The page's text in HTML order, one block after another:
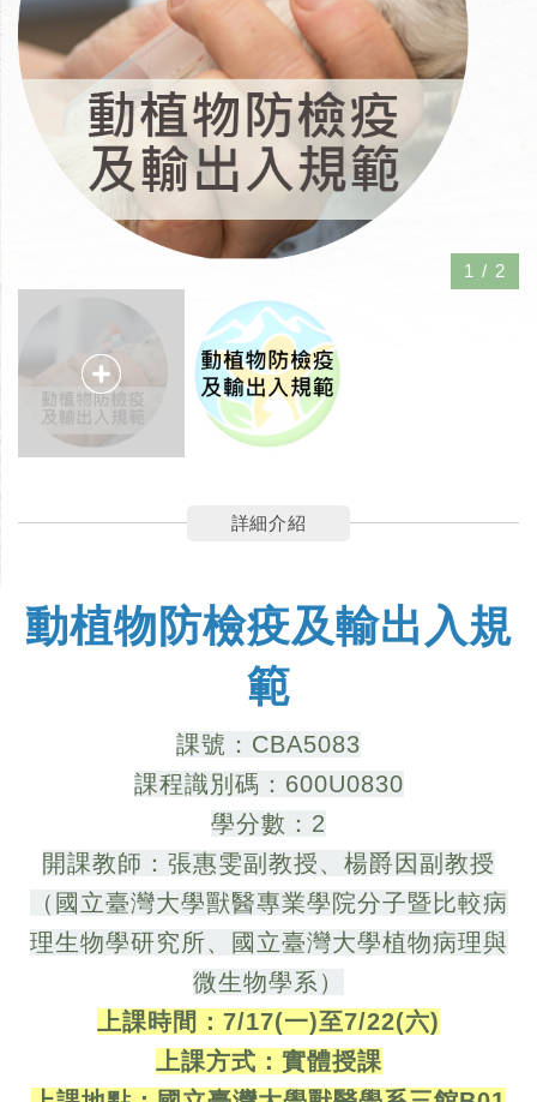
1 / 2
詳細介紹
動植物防檢疫及輸出入規
範
課號：CBA5083
課程識別碼：600U0830
學分數：2
開課教師：張惠雯副教授、楊爵因副教授
（國立臺灣大學獸醫專業學院分子暨比較病
理生物學研究所、國立臺灣大學植物病理與
微生物學系）
上課時間： 7/17(一)至7/22(六)
上課方式： 實體授課